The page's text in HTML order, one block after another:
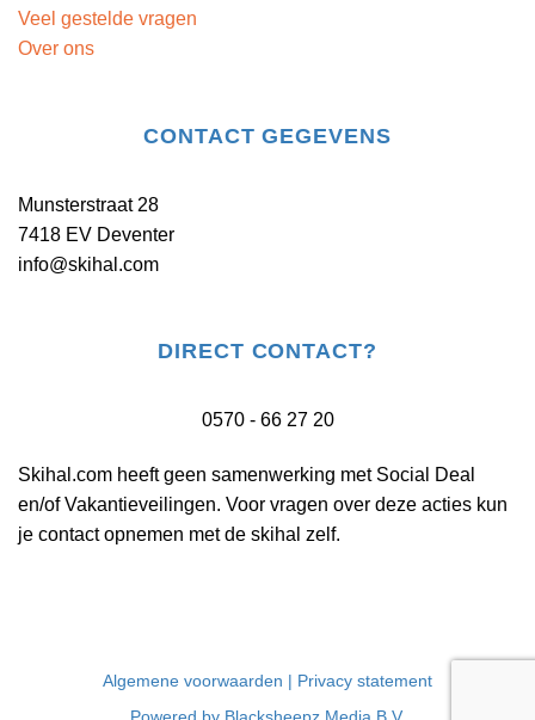
Veel gestelde vragen
Over ons
CONTACT GEGEVENS
Munsterstraat 28
7418 EV Deventer
info@skihal.com
DIRECT CONTACT?
0570 - 66 27 20
Skihal.com heeft geen samenwerking met Social Deal
en/of Vakantieveilingen. Voor vragen over deze acties kun
je contact opnemen met de skihal zelf.
Algemene voorwaarden | Privacy statement